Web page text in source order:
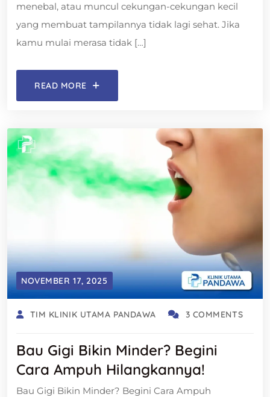
menebal, atau muncul cekungan-cekungan kecil
yang membuat tampilannya tidak lagi sehat. Jika
kamu mulai merasa tidak […]
READ MORE
NOVEMBER 17, 2025
TIM KLINIK UTAMA PANDAWA 3 COMMENTS
Bau Gigi Bikin Minder? Begini
Cara Ampuh Hilangkannya!
Bau Gigi Bikin Minder? Begini Cara Ampuh